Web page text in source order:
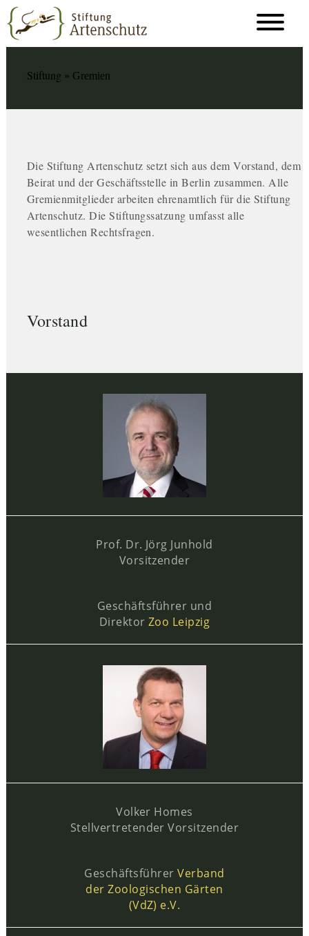
Stiftung » Gremien
Die Stiftung Artenschutz setzt sich aus dem Vorstand, dem
Beirat und der Geschäftsstelle in Berlin zusammen. Alle
Gremienmitglieder arbeiten ehrenamtlich für die Stiftung
Artenschutz. Die Stiftungssatzung umfasst alle
wesentlichen Rechtsfragen.
Vorstand
Prof. Dr. Jörg Junhold
Vorsitzender
Geschäftsführer und
Direktor Zoo Leipzig
Volker Homes
Stellvertretender Vorsitzender
GeschäftsführerVerband
der Zoologischen Gärten
(VdZ) e.V.